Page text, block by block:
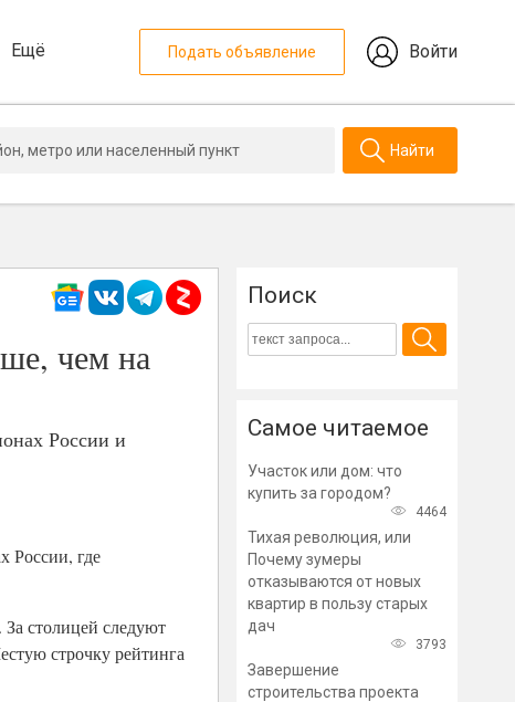
Ещё Подать объявление Войти
Найти
чем на
России и
России, где
столицей следуют
строчку рейтинга
Поиск
Самое читаемое
Участок или дом: что
купить за городом?
4464
Тихая революция, или
Почему зумеры
отказываются от новых
квартир в пользу старых
дач
3793
Завершение
строительства проекта